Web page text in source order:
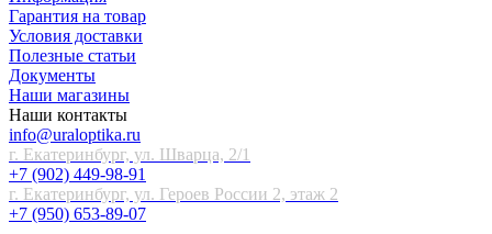
Гарантия на товар
Условия доставки
Полезные статьи
Документы
Наши магазины
Наши контакты
info@uraloptika.ru
г. Екатеринбург, ул. Шварца, 2/1
+7 (902) 449-98-91
г. Екатеринбург, ул. Героев России 2, этаж 2
+7 (950) 653-89-07